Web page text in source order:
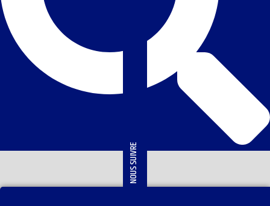
NOUS SUIVRE